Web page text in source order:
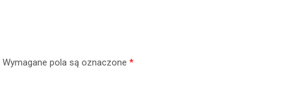
Wymagane pola są oznaczone *